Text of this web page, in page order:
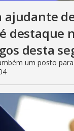
ajudante
destaque
desta
um posto